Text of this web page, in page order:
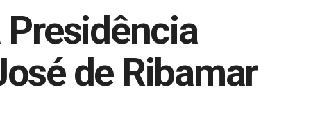
de Ribamar